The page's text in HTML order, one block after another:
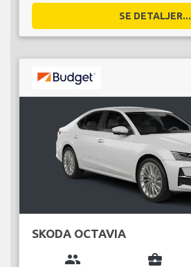
SE DETALJER...
SKODA OCTAVIA
group business_center